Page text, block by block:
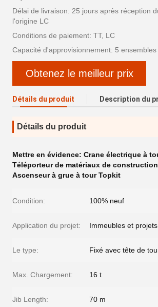
Délai de livraison: 25 jours après réception
l'origine LC
Conditions de paiement: TT, LC
Capacité d'approvisionnement: 5
Obtenez le meilleur prix
Détails du produit Description du
Détails du produit
Mettre en évidence: Crane électrique à
Téléporteur de matériaux de
Ascenseur à grue à tour Topkit
Condition: 100% neuf
Application du projet: Immeubles et projets
Le type: Fixé avec tête de
Max. Chargement: 16 t
Jib Length: 70 m